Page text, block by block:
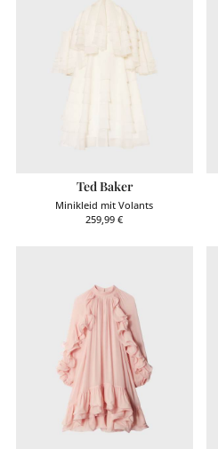
Ted Baker
Minikleid mit Volants
259,99 €